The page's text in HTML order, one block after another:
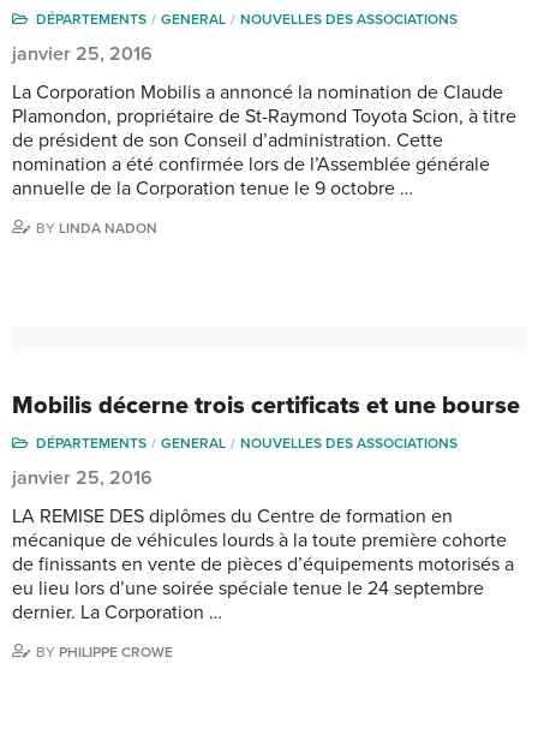
DÉPARTEMENTS GENERAL NOUVELLES DES ASSOCIATIONS
janvier 25, 2016
La Corporation Mobilis a annoncé la nomination de Claude
Plamondon, propriétaire de St-Raymond Toyota Scion, à titre
de président de son Conseil d’administration. Cette
nomination a été confirmée lors de l’Assemblée générale
annuelle de la Corporation tenue le 9 octobre …
BY LINDA NADON
Mobilis décerne trois certificats et une bourse
DÉPARTEMENTS GENERAL NOUVELLES DES ASSOCIATIONS
janvier 25, 2016
LA REMISE DES diplômes du Centre de formation en
mécanique de véhicules lourds à la toute première cohorte
de finissants en vente de pièces d’équipements motorisés a
eu lieu lors d’une soirée spéciale tenue le 24 septembre
dernier. La Corporation …
BY PHILIPPE CROWE